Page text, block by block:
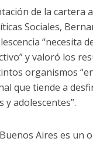
de la cartera
Sociales,
“necesita
y valoró los
organismos
que tiende a
adolescentes”.
Aires es un